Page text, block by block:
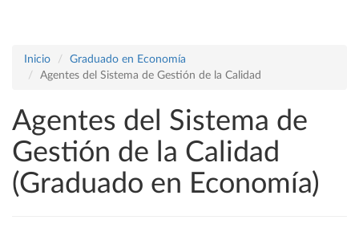
Inicio
Graduado en Economía
Agentes del Sistema de Gestión de la Calidad
Agentes del Sistema de
Gestión de la Calidad
(Graduado en Economía)